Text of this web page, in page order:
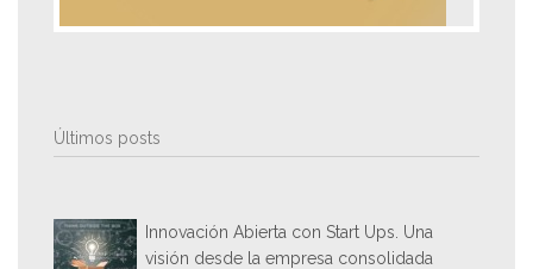
Últimos posts
Innovación Abierta con Start Ups. Una
visión desde la empresa consolidada